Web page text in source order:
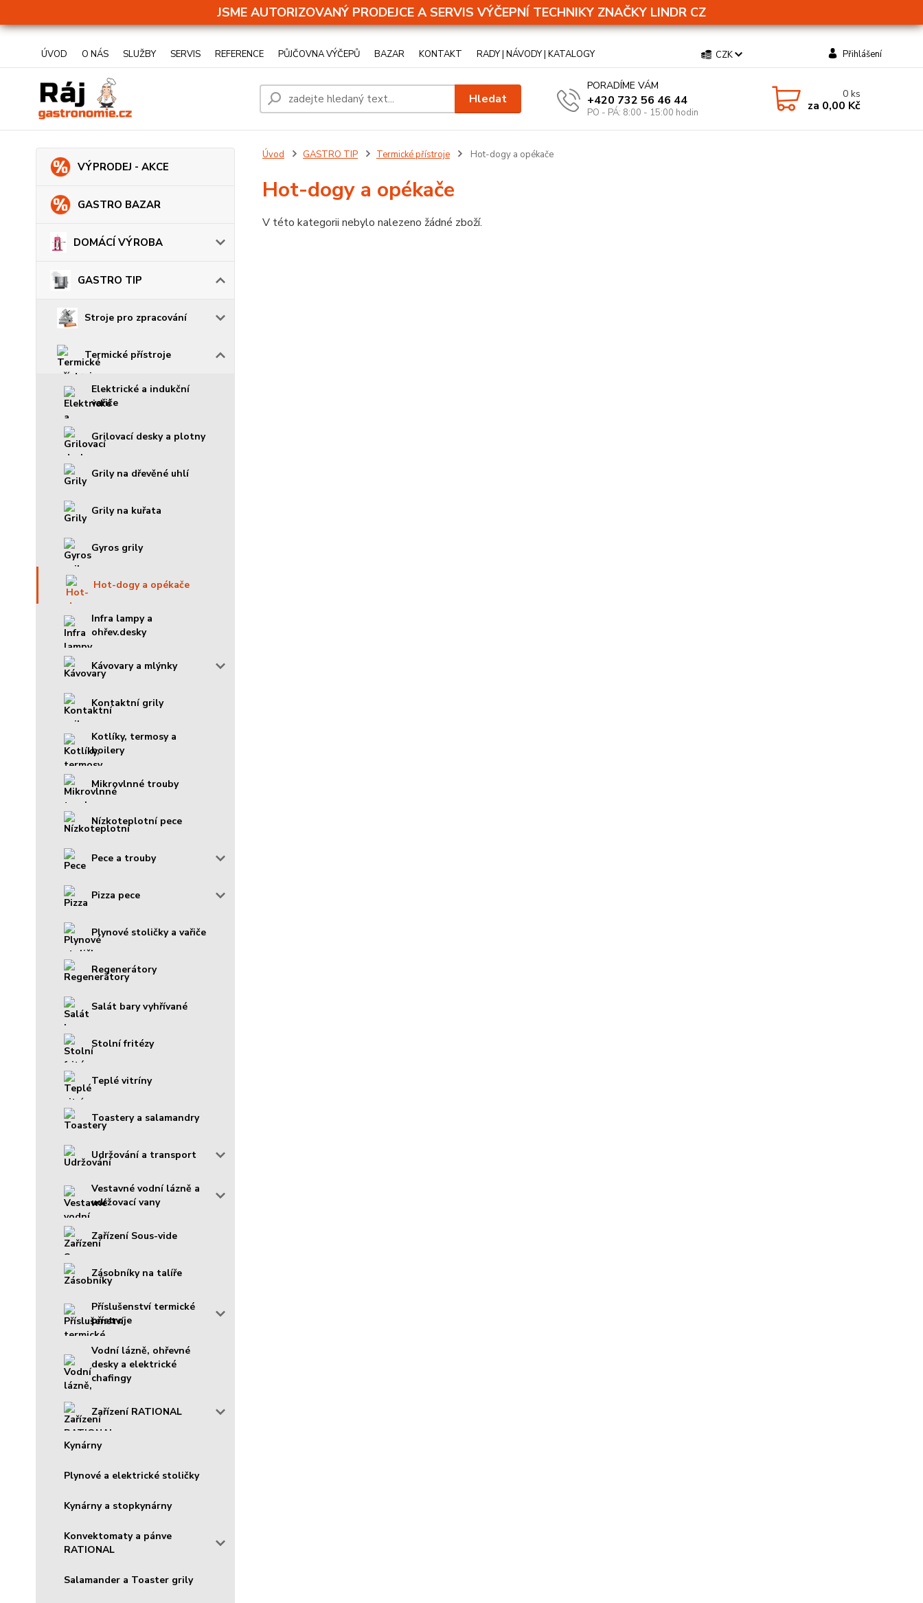
JSME AUTORIZOVANÝ PRODEJCE A SERVIS VÝČEPNÍ TECHNIKY ZNAČKY LINDR CZ
ÚVOD O NÁS SLUŽBY SERVIS REFERENCE PŮJČOVNA VÝČEPŮ BAZAR KONTAKT RADY | NÁVODY | KATALOGY CZK Přihlášení
Hledat
PORADÍME VÁM
+420 732 56 46 44
PO - PÁ: 8:00 - 15:00 hodin
0ks
za 0,00 Kč
VÝPRODEJ - AKCE
GASTRO BAZAR
DOMÁCÍ VÝROBA
GASTRO TIP
Stroje pro zpracování
Termické přístroje
Elektrické a indukční
vařiče
Grilovací desky a plotny
Grily na dřevěné uhlí
Grily na kuřata
Gyros grily
Hot-dogy a opékače
Infra lampy a
ohřev.desky
Kávovary a mlýnky
Kontaktní grily
Kotlíky, termosy a
boilery
Mikrovlnné trouby
Nízkoteplotní pece
Pece a trouby
Pizza pece
Plynové stoličky a vařiče
Regenerátory
Salát bary vyhřívané
Stolní fritézy
Teplé vitríny
Toastery a salamandry
Udržování a transport
Vestavné vodní lázně a
udržovací vany
Zařízení Sous-vide
Zásobníky na talíře
Příslušenství termické
přístroje
Vodní lázně, ohřevné
desky a elektrické
chafingy
Zařízení RATIONAL
Kynárny
Plynové a elektrické stoličky
Kynárny a stopkynárny
Konvektomaty a pánve
RATIONAL
Salamander a Toaster grily
Úvod GASTRO TIP Termické přístroje Hot-dogy a opékače
Hot-dogy a opékače
V této kategorii nebylo nalezeno žádné zboží.